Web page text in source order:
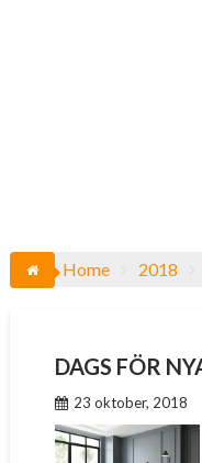
Home 2018
DAGS FÖR
23 oktober, 2018